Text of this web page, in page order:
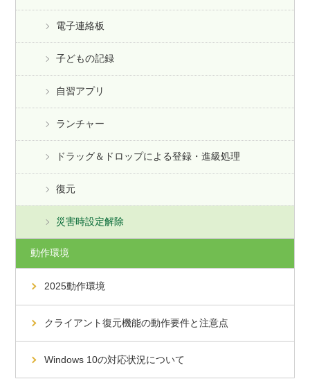
電子連絡板
子どもの記録
自習アプリ
ランチャー
ドラッグ＆ドロップによる登録・進級処理
復元
災害時設定解除
動作環境
2025動作環境
クライアント復元機能の動作要件と注意点
Windows 10の対応状況について